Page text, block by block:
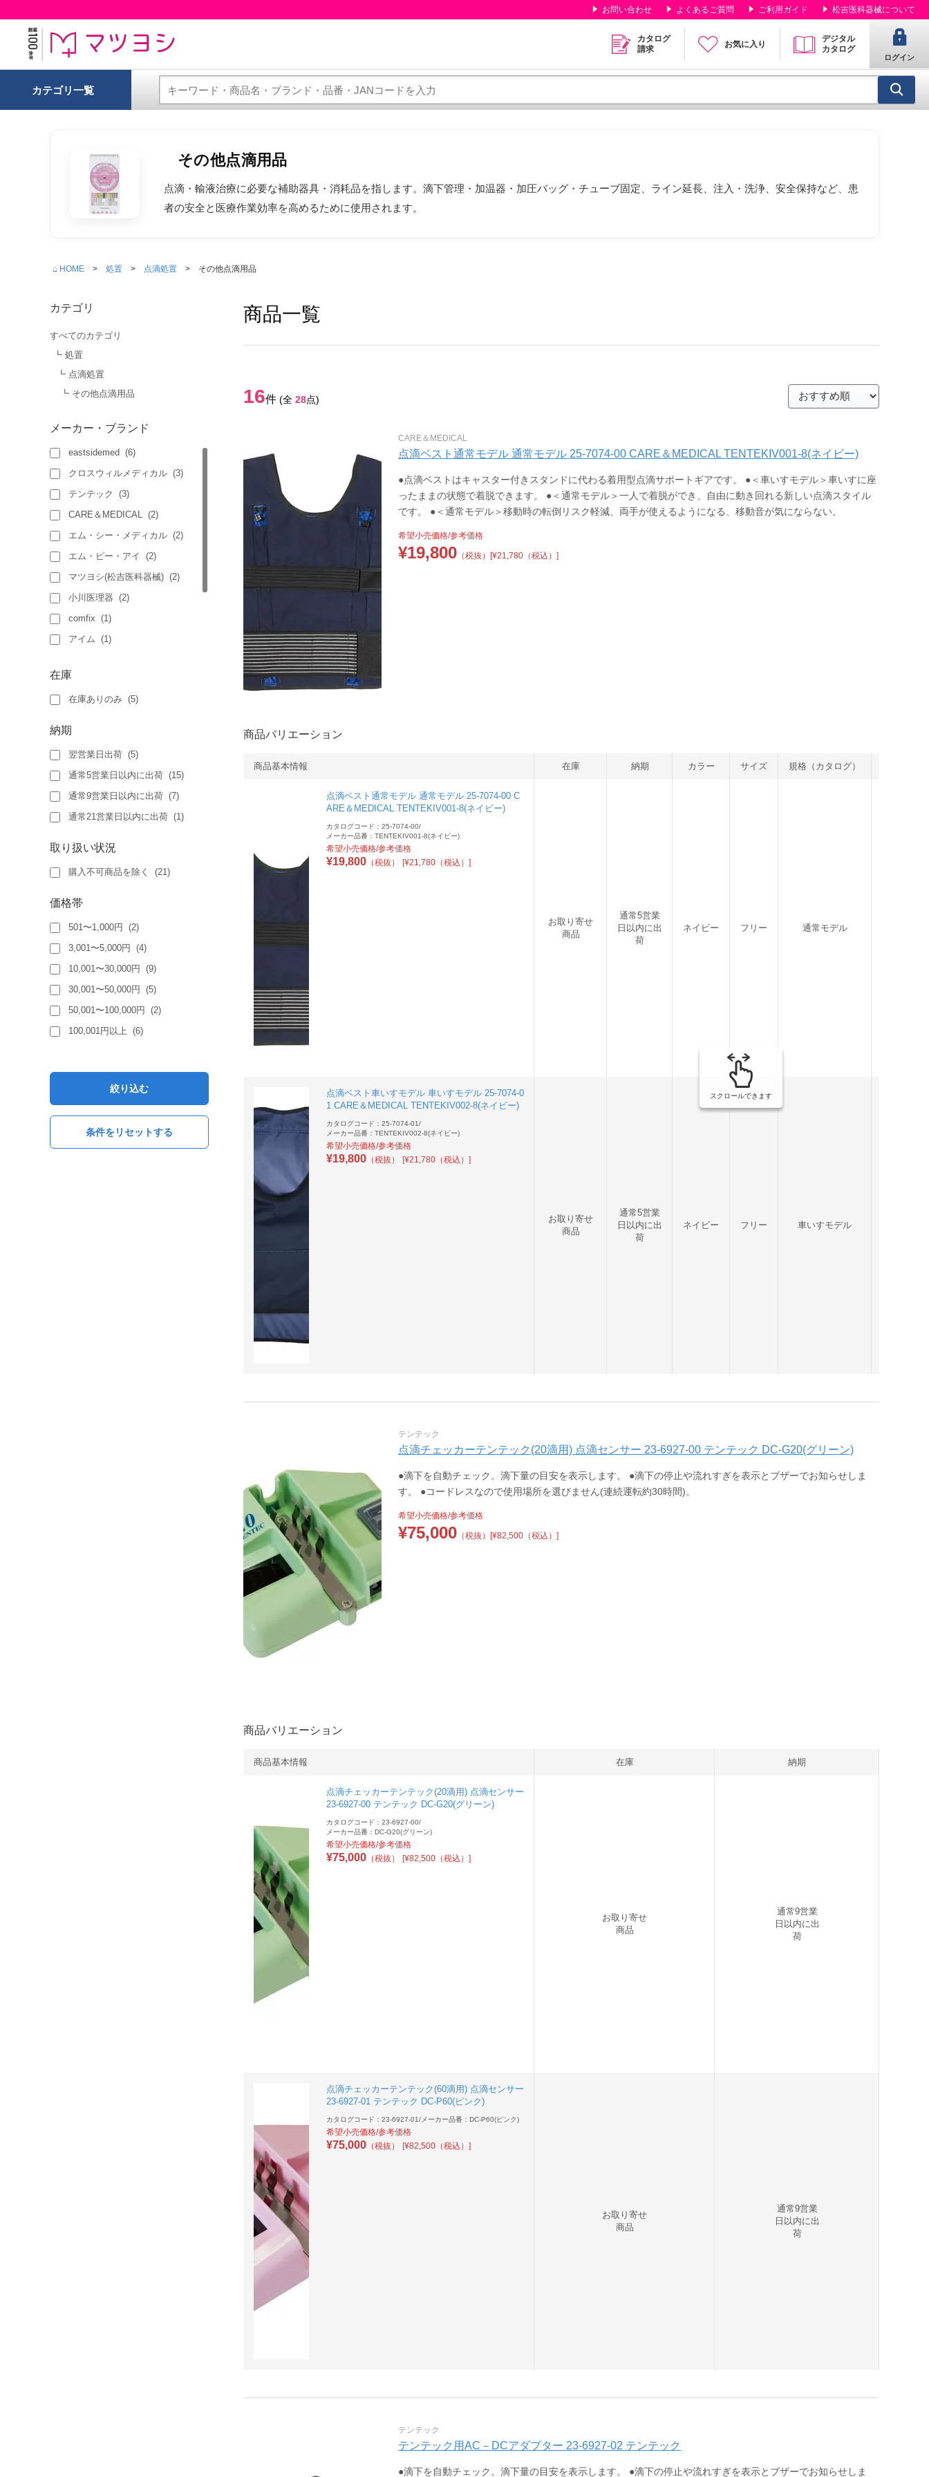
お問い合わせ よくあるご質問 ご利用ガイド 松吉医科器械について
カタログ
請求
お気に入り
デジタル
カタログ
ログイン
カテゴリ一覧
その他点滴用品
点滴・輸液治療に必要な補助器具・消耗品を指します。滴下管理・加温器・加圧バッグ・チューブ固定、ライン延長、注入・洗浄、安全保持など、患
者の安全と医療作業効率を高めるために使用されます。
⌂ HOME 処置 点滴処置 その他点滴用品
商品一覧
16件 (全 28点)
CARE＆MEDICAL
点滴ベスト通常モデル 通常モデル 25-7074-00 CARE＆MEDICAL TENTEKIV001-8(ネイビー)
●点滴ベストはキャスター付きスタンドに代わる着用型点滴サポートギアです。 ●＜車いすモデル＞車いすに座
ったままの状態で着脱できます。 ●＜通常モデル＞一人で着脱ができ、自由に動き回れる新しい点滴スタイル
です。 ●＜通常モデル＞移動時の転倒リスク軽減、両手が使えるようになる、移動音が気にならない。
希望小売価格/参考価格
¥19,800 （税抜） [¥21,780（税込）]
商品バリエーション
商品基本情報 在庫 納期 カラー サイズ 規格（カタログ）
点滴ベスト通常モデル 通常モデル 25-7074-00 C
ARE＆MEDICAL TENTEKIV001-8(ネイビー)
カタログコード：25-7074-00/
メーカー品番：TENTEKIV001-8(ネイビー)
希望小売価格/参考価格
¥19,800 （税抜） [¥21,780（税込）]
お取り寄せ
商品
通常5営業
日以内に出
荷
ネイビー フリー 通常モデル
点滴ベスト車いすモデル 車いすモデル 25-7074-0
1 CARE＆MEDICAL TENTEKIV002-8(ネイビー)
カタログコード：25-7074-01/
メーカー品番：TENTEKIV002-8(ネイビー)
希望小売価格/参考価格
¥19,800 （税抜） [¥21,780（税込）]
お取り寄せ
商品
通常5営業
日以内に出
荷
ネイビー フリー 車いすモデル
スクロールできます
テンテック
点滴チェッカーテンテック(20滴用) 点滴センサー 23-6927-00 テンテック DC-G20(グリーン)
●滴下を自動チェック。滴下量の目安を表示します。 ●滴下の停止や流れすぎを表示とブザーでお知らせしま
す。 ●コードレスなので使用場所を選びません(連続運転約30時間)。
希望小売価格/参考価格
¥75,000 （税抜） [¥82,500（税込）]
商品バリエーション
商品基本情報 在庫 納期
点滴チェッカーテンテック(20滴用) 点滴センサー
23-6927-00 テンテック DC-G20(グリーン)
カタログコード：23-6927-00/
メーカー品番：DC-G20(グリーン)
希望小売価格/参考価格
¥75,000 （税抜） [¥82,500（税込）]
お取り寄せ
商品
通常9営業
日以内に出
荷
点滴チェッカーテンテック(60滴用) 点滴センサー
23-6927-01 テンテック DC-P60(ピンク)
カタログコード：23-6927-01/ メーカー品番：DC-P60(ピンク)
希望小売価格/参考価格
¥75,000 （税抜） [¥82,500（税込）]
お取り寄せ
商品
通常9営業
日以内に出
荷
テンテック
テンテック用AC－DCアダプター 23-6927-02 テンテック
●滴下を自動チェック。滴下量の目安を表示します。 ●滴下の停止や流れすぎを表示とブザーでお知らせしま
カテゴリ
すべてのカテゴリ
┗ 処置
┗ 点滴処置
┗ その他点滴用品
メーカー・ブランド
eastsidemed (6)
クロスウィルメディカル (3)
テンテック
(3)
CARE＆MEDICAL (2)
エム・シー・メディカル (2)
エム・ピー・アイ
(2)
マツヨシ(松吉医科器械) (2)
小川医理器 (2)
comfix (1)
アイム (1)
カーボーイ
ニプロ ( 1)
在庫
在庫ありのみ (5)
納期
翌営業日出荷 (5)
通常5営業日以内に出荷 (15)
通常9営業日以内に出荷 (7)
通常21営業日以内に出荷 (1)
取り扱い状況
購入不可商品を除く (21)
価格帯
501〜1,000円 (2)
3,001〜5,000円
(4)
10,001〜30,000円
(9)
30,001〜50,000円
(5)
50,001〜100,000円
(2)
100,001円以上 (6)
絞り込む
条件をリセットする